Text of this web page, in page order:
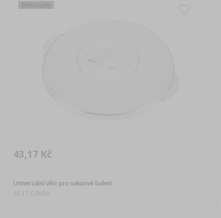
Univerzální víko pro vakuové balení
43,17 Kč
43,17 CZK/ks